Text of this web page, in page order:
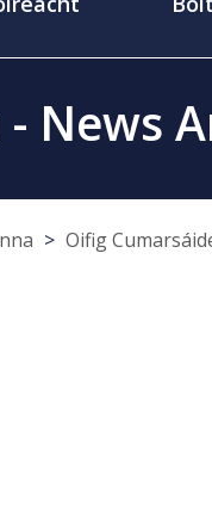
- News
Oifig